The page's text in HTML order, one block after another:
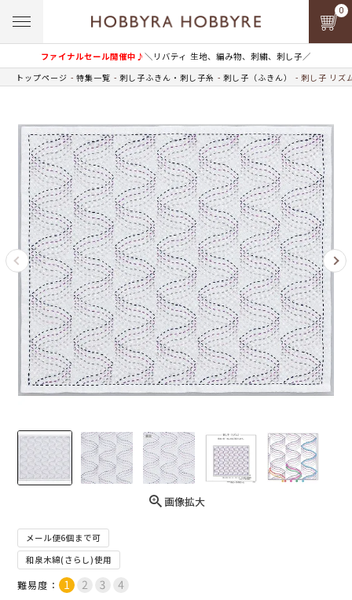
ファイナルセール開催中♪＼リバティ 生地、編み物、刺繍、刺し子／
0
トップページ 特集一覧 刺し子ふきん・刺し子糸 刺し子（ふきん） 刺し子 リズ
画像拡大
メール便6個まで可
和泉木綿(さらし)使用
難易度：